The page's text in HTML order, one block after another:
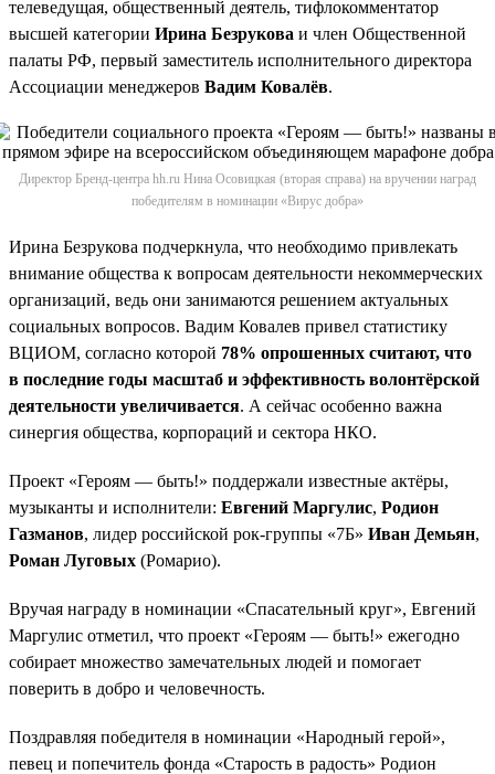
телеведущая, общественный деятель, тифлокомментатор
высшей категории Ирина Безрукова и член Общественной
палаты РФ, первый заместитель исполнительного директора
Ассоциации менеджеров Вадим Ковалёв.
Директор Бренд-центра hh.ru Нина Осовицкая (вторая справа) на вручении наград
победителям в номинации «Вирус добра»
Ирина Безрукова подчеркнула, что необходимо привлекать
внимание общества к вопросам деятельности некоммерческих
организаций, ведь они занимаются решением актуальных
социальных вопросов. Вадим Ковалев привел статистику
ВЦИОМ, согласно которой 78% опрошенных считают, что
в последние годы масштаб и эффективность волонтёрской
деятельности увеличивается. А сейчас особенно важна
синергия общества, корпораций и сектора НКО.
Проект «Героям — быть!» поддержали известные актёры,
музыканты и исполнители: Евгений Маргулис, Родион
Газманов, лидер российской рок-группы «7Б» Иван Демьян,
Роман Луговых (Ромарио).
Вручая награду в номинации «Спасательный круг», Евгений
Маргулис отметил, что проект «Героям — быть!» ежегодно
собирает множество замечательных людей и помогает
поверить в добро и человечность.
Поздравляя победителя в номинации «Народный герой»,
певец и попечитель фонда «Старость в радость» Родион